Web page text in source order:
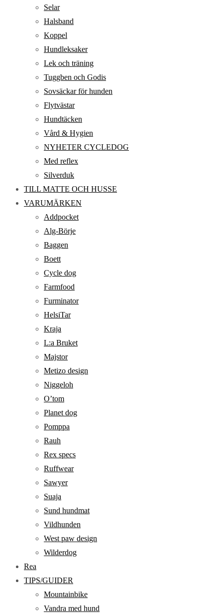
Selar
Halsband
Koppel
Hundleksaker
Lek och träning
Tuggben och Godis
Sovsäckar för hunden
Flytvästar
Hundtäcken
Vård & Hygien
NYHETER CYCLEDOG
Med reflex
Silverduk
TILL MATTE OCH HUSSE
VARUMÄRKEN
Addpocket
Alg-Börje
Baggen
Boett
Cycle dog
Farmfood
Furminator
HelsiTar
Kraja
L:a Bruket
Majstor
Metizo design
Niggeloh
O’tom
Planet dog
Pomppa
Rauh
Rex specs
Ruffwear
Sawyer
Suaja
Sund hundmat
Vildhunden
West paw design
Wilderdog
Rea
TIPS/GUIDER
Mountainbike
Vandra med hund